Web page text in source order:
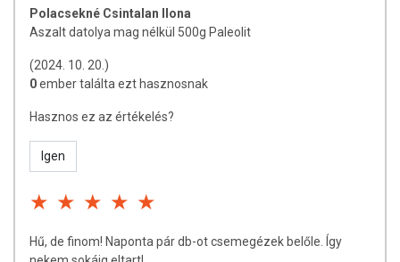
Polacsekné Csintalan Ilona
Aszalt datolya mag nélkül 500g Paleolit
(2024. 10. 20.)
0ember találta ezt hasznosnak
Hasznos ez az értékelés?
Igen
Hű, de finom! Naponta pár db-ot csemegézek belőle. Így